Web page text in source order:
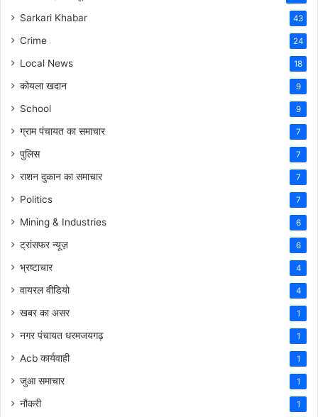
Sarkari Khabar 43
Crime 24
Local News 18
कोयला खदान 9
School 9
ग्राम पंचायत का समाचार 7
पुलिस 7
राशन दुकान का समाचार 7
Politics 7
Mining & Industries 6
ट्रांसफर न्यूज़ 6
भ्रष्टाचार 4
वायरल वीडियो 4
खबर का असर 1
नगर पंचायत धरमजयगढ़ 1
Acb कार्यवाही 1
जुआ समाचार 1
नौकरी 1